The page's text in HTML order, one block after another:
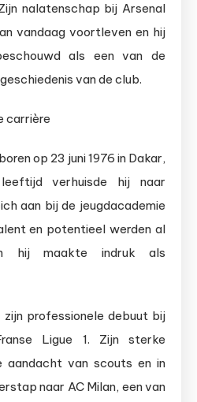
nalatenschap bij Arsenal
vandaag voortleven en hij
als een van de
van de club.
carrière
op 23 juni 1976 in Dakar,
verhuisde hij naar
aan bij de jeugdacademie
en potentieel werden al
hij maakte indruk als
zijn professionele debuut bij
Ligue 1. Zijn sterke
aandacht van scouts en in
naar AC Milan, een van